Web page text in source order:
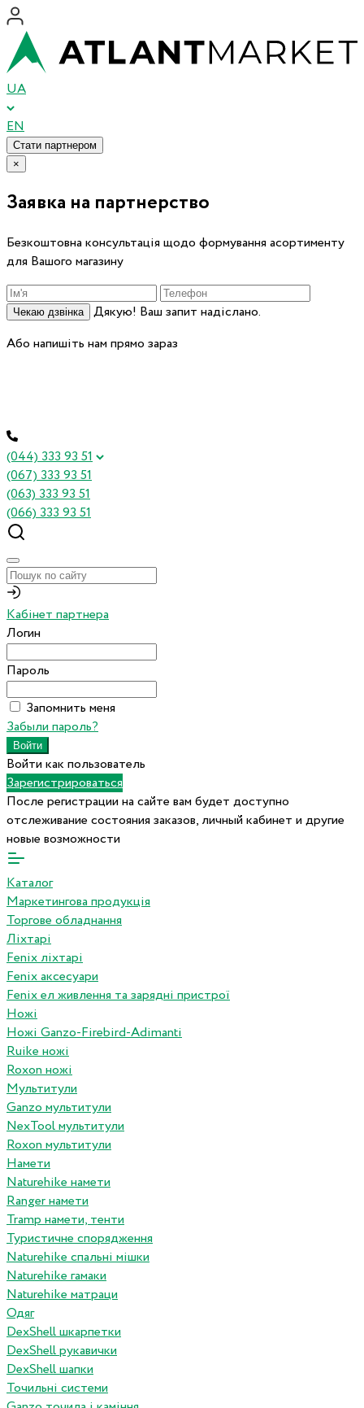
UA
EN
Стати партнером
×
Заявка на партнерство
Безкоштовна консультація щодо формування асортименту
для Вашого магазину
Чекаю дзвінка
Дякую! Ваш запит надіслано.
Або напишіть нам прямо зараз
(044) 333 93 51
(067) 333 93 51
(063) 333 93 51
(066) 333 93 51
Кабінет партнера
Логин
Пароль
Запомнить меня
Забыли пароль?
Войти как пользователь
Зарегистрироваться
После регистрации на сайте вам будет доступно
отслеживание состояния заказов, личный кабинет и другие
новые возможности
Каталог
Маркетингова продукція
Торгове обладнання
Ліхтарі
Fenix ліхтарі
Fenix аксесуари
Fenix ел живлення та зарядні пристрої
Ножі
Ножі Ganzo-Firebird-Adimanti
Ruike ножі
Roxon ножi
Мультитули
Ganzo мультитули
NexTool мультитули
Roxon мультитули
Намети
Naturehike намети
Ranger намети
Tramp намети, тенти
Туристичне спорядження
Naturehike спальні мішки
Naturehike гамаки
Naturehike матраци
Одяг
DexShell шкарпетки
DexShell рукавички
DexShell шапки
Точильні системи